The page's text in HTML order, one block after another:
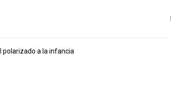
polarizado a la infancia